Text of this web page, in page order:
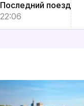
Последний поезд
22:06